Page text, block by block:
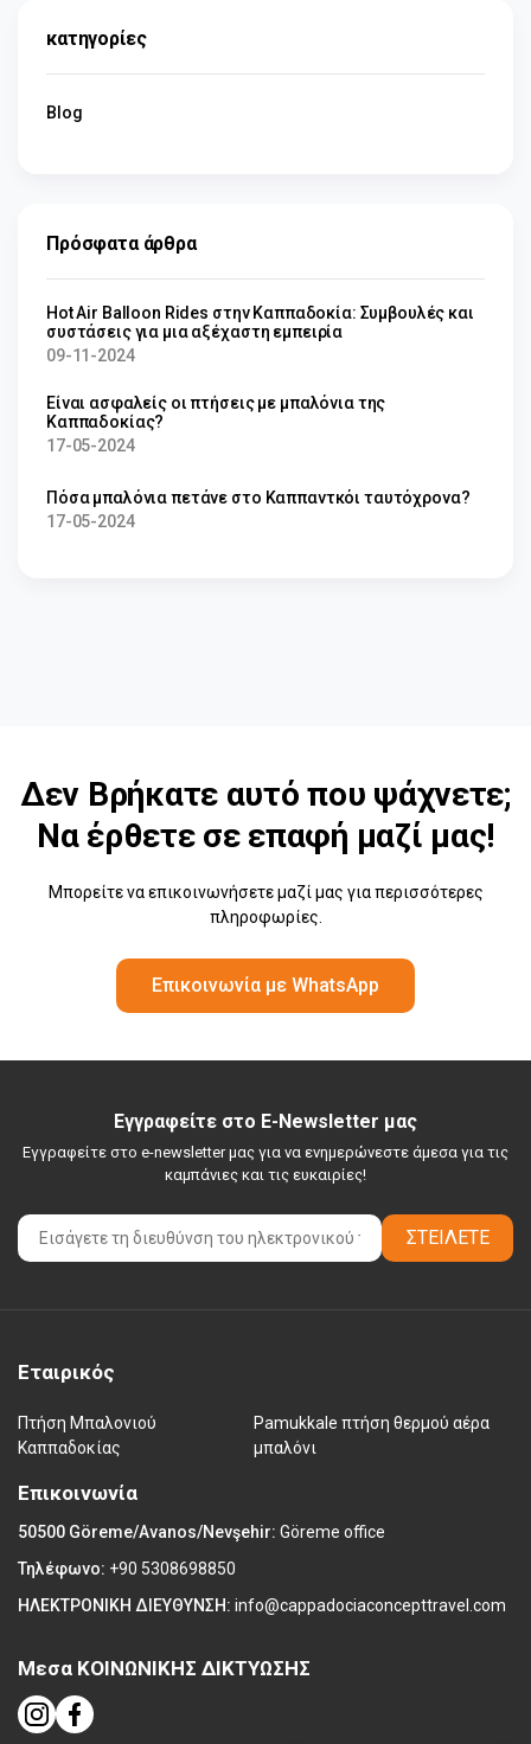
κατηγορίες
Blog
Πρόσφατα άρθρα
Hot Air Balloon Rides στην Καππαδοκία: Συμβουλές και
συστάσεις για μια αξέχαστη εμπειρία
09-11-2024
Είναι ασφαλείς οι πτήσεις με μπαλόνια της
Καππαδοκίας?
17-05-2024
Πόσα μπαλόνια πετάνε στο Καππαντκόι ταυτόχρονα?
17-05-2024
Δεν Βρήκατε αυτό που ψάχνετε;
Να έρθετε σε επαφή μαζί μας!
Μπορείτε να επικοινωνήσετε μαζί μας για περισσότερες
πληροφωρίες.
Επικοινωνία με WhatsApp
Εγγραφείτε στο E-Newsletter μας
Εγγραφείτε στο e-newsletter μας για να ενημερώνεστε άμεσα για τις
καμπάνιες και τις ευκαιρίες!
ΣΤΕΊΛΕΤΕ
Εταιρικός
Πτήση Μπαλονιού
Καππαδοκίας
Pamukkale πτήση θερμού αέρα
μπαλόνι
Επικοινωνία
50500 Göreme/Avanos/Nevşehir: Göreme office
Τηλέφωνο: +90 5308698850
ΗΛΕΚΤΡΟΝΙΚΗ ΔΙΕΥΘΥΝΣΗ: info@cappadociaconcepttravel.com
Μεσα ΚΟΙΝΩΝΙΚΗΣ ΔΙΚΤΥΩΣΗΣ